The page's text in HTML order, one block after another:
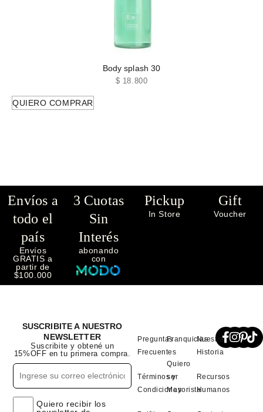
Body splash 30
$ 18.800
QUIERO COMPRAR
Envíos a
todo el
país
Envíos
GRATIS a
partir de
$100.000
3 Cuotas
Sin
Interés
abonando
con
Pickup
In Store
Gift
Voucher
Preguntas
Frecuentes
Términos y
Condiciones
Franquicias
Quiero
ser
Mayorista
Nuestra
Historia
Recursos
Humanos
SUSCRIBITE A NUESTRO
NEWSLETTER
Suscribite y obtené un
15%OFF en tu primera compra.
Quiero recibir los